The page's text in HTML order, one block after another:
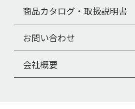
商品カタログ・取扱説明書
お問い合わせ
会社概要